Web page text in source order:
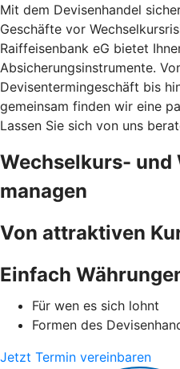
Mit dem Devisenhandel
Geschäfte vor
Raiffeisenbank eG bietet
Absicherungsinstrumente.
Devisentermingeschäft bis
gemeinsam finden wir eine
Lassen Sie sich von uns
Wechselkurs- und
managen
Von attraktiven
Einfach
Für wen es sich lohnt
Formen des
Jetzt Termin vereinbaren